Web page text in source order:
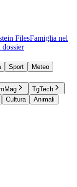
FilesFamiglia nel
Sport
Meteo
TgTech
Cultura
Animali